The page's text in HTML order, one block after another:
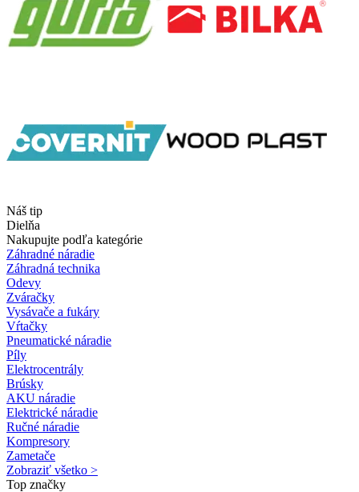
Náš tip
Dielňa
Nakupujte podľa kategórie
Záhradné náradie
Záhradná technika
Odevy
Zváračky
Vysávače a fukáry
Vŕtačky
Pneumatické náradie
Píly
Elektrocentrály
Brúsky
AKU náradie
Elektrické náradie
Ručné náradie
Kompresory
Zametače
Zobraziť všetko >
Top značky